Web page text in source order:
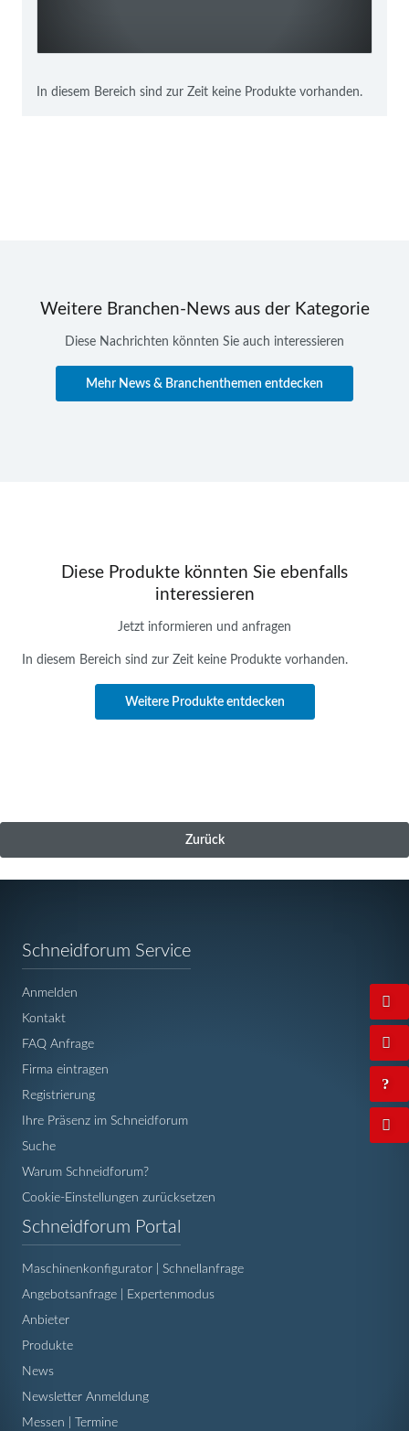
In diesem Bereich sind zur Zeit keine Produkte vorhanden.
Weitere Branchen-News aus der Kategorie
Diese Nachrichten könnten Sie auch interessieren
Mehr News & Branchenthemen entdecken
Diese Produkte könnten Sie ebenfalls
interessieren
Jetzt informieren und anfragen
In diesem Bereich sind zur Zeit keine Produkte vorhanden.
Weitere Produkte entdecken
Zurück
Schneidforum Service
Anmelden
Kontakt
FAQ Anfrage
Firma eintragen
Registrierung
Ihre Präsenz im Schneidforum
Suche
Warum Schneidforum?
Cookie-Einstellungen zurücksetzen
Schneidforum Portal
Maschinenkonfigurator | Schnellanfrage
Angebotsanfrage | Expertenmodus
Anbieter
Produkte
News
Newsletter Anmeldung
Messen | Termine